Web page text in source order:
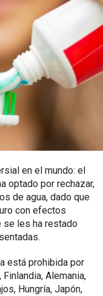
en el mundo: el
optado por rechazar,
de agua, dado que
con efectos
se les ha restado
está prohibida por
Alemania,
Hungría, Japón,